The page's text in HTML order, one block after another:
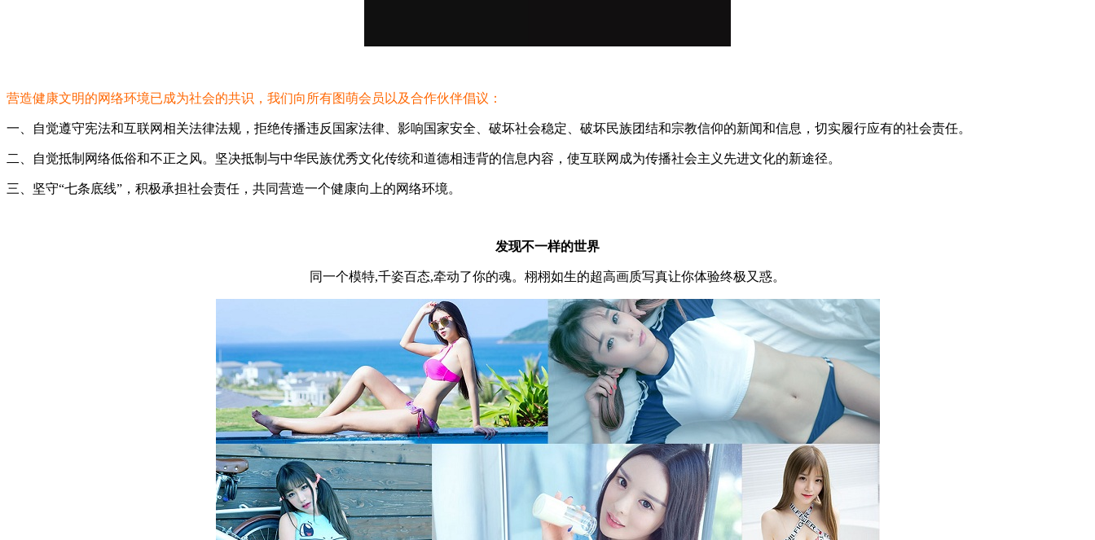
营造健康文明的网络环境已成为社会的共识，我们向所有图萌会员以及合作伙伴倡议：
一、自觉遵守宪法和互联网相关法律法规，拒绝传播违反国家法律、影响国家安全、破坏社会稳定、破坏民族团结和宗教信仰的新闻和信息，切实履行应有的社会责任。
二、自觉抵制网络低俗和不正之风。坚决抵制与中华民族优秀文化传统和道德相违背的信息内容，使互联网成为传播社会主义先进文化的新途径。
三、坚守“七条底线”，积极承担社会责任，共同营造一个健康向上的网络环境。
发现不一样的世界
同一个模特,千姿百态,牵动了你的魂。栩栩如生的超高画质写真让你体验终极又惑。